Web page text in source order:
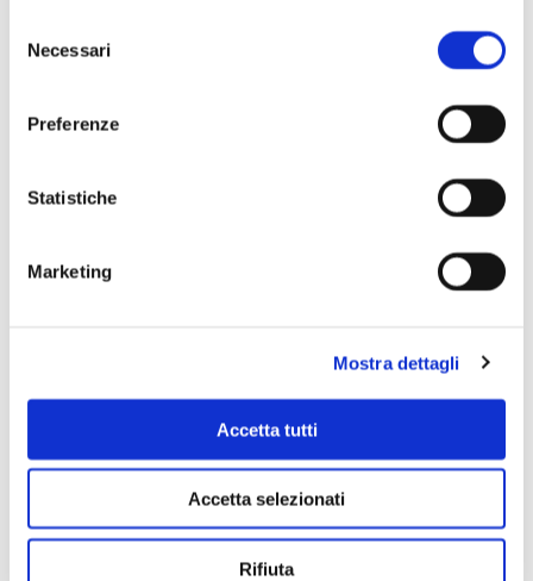
delNecessari
Preferenze
Statistiche
Marketing
Mostra dettagli
Accetta tutti
Accetta selezionati
Rifiuta